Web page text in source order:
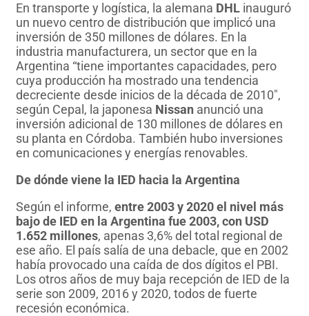
En transporte y logística, la alemana DHL inauguró
un nuevo centro de distribución que implicó una
inversión de 350 millones de dólares. En la
industria manufacturera, un sector que en la
Argentina “tiene importantes capacidades, pero
cuya producción ha mostrado una tendencia
decreciente desde inicios de la década de 2010″,
según Cepal, la japonesa Nissan anunció una
inversión adicional de 130 millones de dólares en
su planta en Córdoba. También hubo inversiones
en comunicaciones y energías renovables.
De dónde viene la IED hacia la Argentina
Según el informe, entre 2003 y 2020 el nivel más
bajo de IED en la Argentina fue 2003, con USD
1.652 millones, apenas 3,6% del total regional de
ese año. El país salía de una debacle, que en 2002
había provocado una caída de dos dígitos el PBI.
Los otros años de muy baja recepción de IED de la
serie son 2009, 2016 y 2020, todos de fuerte
recesión económica.